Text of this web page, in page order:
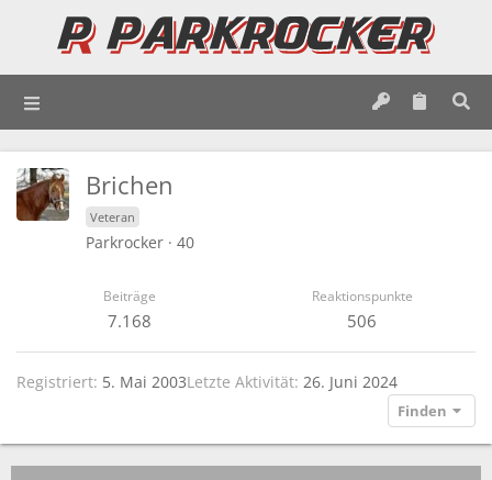
Brichen
Veteran
Parkrocker · 40
Beiträge
7.168
Reaktionspunkte
506
Registriert 5. Mai 2003Letzte Aktivität 26. Juni 2024
Finden